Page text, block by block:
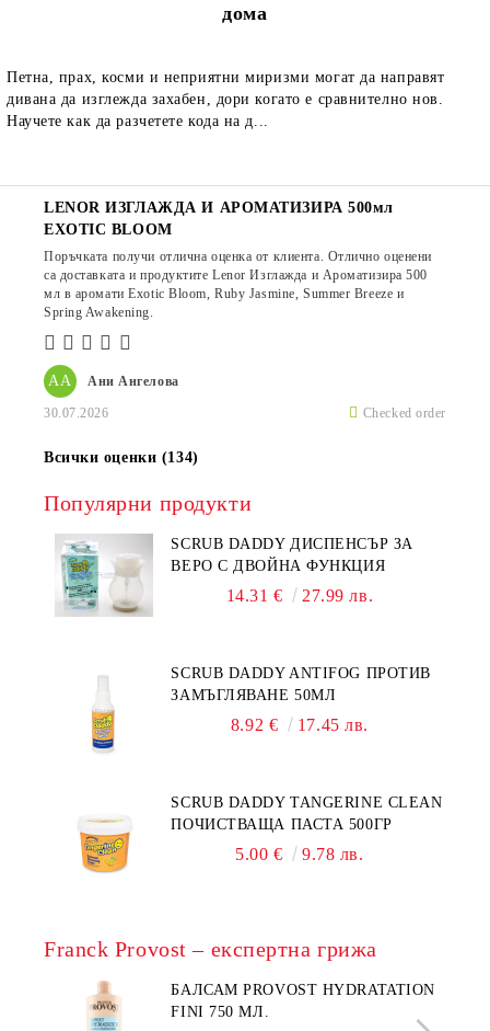
дома
Петна, прах, косми и неприятни миризми могат да направят
дивана да изглежда захабен, дори когато е сравнително нов.
Научете как да разчетете кода на д...
АА Ани Ангелова
30.07.2026 Checked order
LENOR ИЗГЛАЖДА И АРОМАТИЗИРА 500мл
EXOTIC BLOOM
Поръчката получи отлична оценка от клиента. Отлично оценени
са доставката и продуктите Lenor Изглажда и Ароматизира 500
мл в аромати Exotic Bloom, Ruby Jasmine, Summer Breeze и
Spring Awakening.
Всички оценки (134)
Популярни продукти
SCRUB DADDY ДИСПЕНСЪР ЗА
ВЕРО С ДВОЙНА ФУНКЦИЯ
14.31 € 27.99 лв.
SCRUB DADDY ANTIFOG ПРОТИВ
ЗАМЪГЛЯВАНЕ 50МЛ
8.92 € 17.45 лв.
SCRUB DADDY TANGERINE CLEAN
ПОЧИСТВАЩА ПАСТА 500ГР
5.00 € 9.78 лв.
Franck Provost – експертна грижа
БАЛСАМ PROVOST HYDRATATION
FINI 750 МЛ.